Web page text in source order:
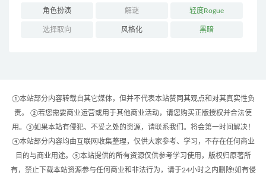
角色扮演 解谜 轻度Rogue
选择取向 风格化 黑暗
①本站部分内容转载自其它媒体，但并不代表本站赞同其观点和对其真实性负
责。 ②若您需要商业运营或用于其他商业活动，请您购买正版授权并合法使
用。③如果本站有侵犯、不妥之处的资源，请联系我们。将会第一时间解决！
④本站部分内容均由互联网收集整理，仅供大家参考、学习，不存在任何商业
目的与商业用途。⑤本站提供的所有资源仅供参考学习使用，版权归原著所
有，禁止下载本站资源参与任何商业和非法行为，请于24小时之内删除!如有侵